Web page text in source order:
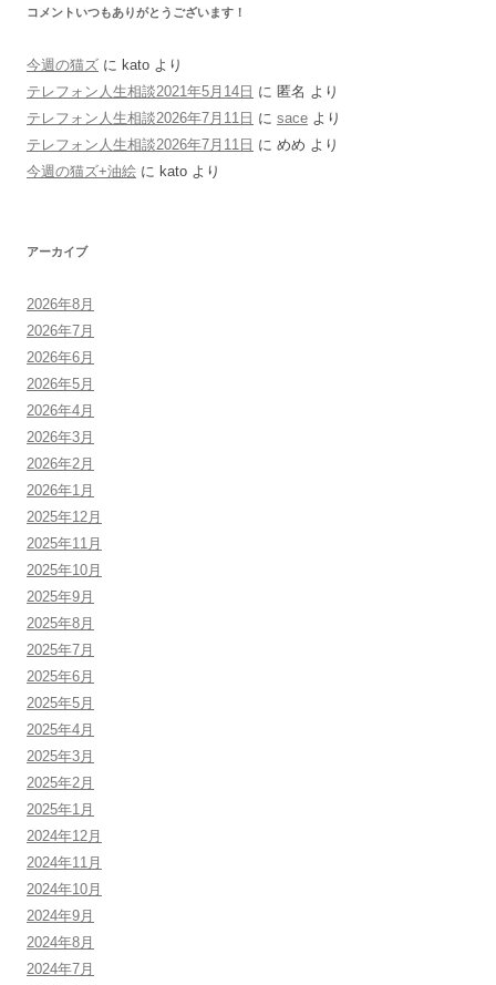
コメントいつもありがとうございます！
今週の猫ズ に kato より
テレフォン人生相談2021年5月14日 に 匿名 より
テレフォン人生相談2026年7月11日 に sace より
テレフォン人生相談2026年7月11日 に めめ より
今週の猫ズ+油絵 に kato より
アーカイブ
2026年8月
2026年7月
2026年6月
2026年5月
2026年4月
2026年3月
2026年2月
2026年1月
2025年12月
2025年11月
2025年10月
2025年9月
2025年8月
2025年7月
2025年6月
2025年5月
2025年4月
2025年3月
2025年2月
2025年1月
2024年12月
2024年11月
2024年10月
2024年9月
2024年8月
2024年7月